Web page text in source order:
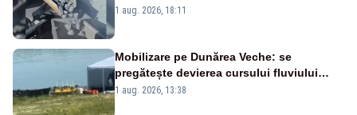
pasează vina în plină criză energetică
1 aug. 2026, 18:11
Mobilizare pe Dunărea Veche: se
pregătește devierea cursului fluviului
către Cernavodă – VIDEO
1 aug. 2026, 13:38